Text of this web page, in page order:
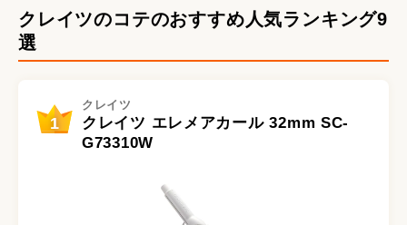
クレイツのコテのおすすめ人気ランキング9
選
1
クレイツ
クレイツ エレメアカール 32mm SC-
G73310W